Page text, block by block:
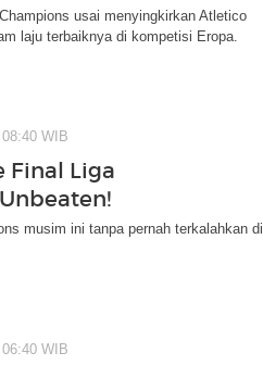
usai menyingkirkan Atletico
laju terbaiknya di kompetisi Eropa.
WIB
Final Liga
musim ini tanpa pernah terkalahkan di
WIB